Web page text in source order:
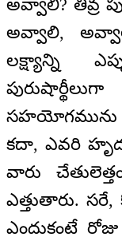
అవ్వాలి? తీవ్ర
అవ్వాలి,
లక్ష్యాన్ని
సహయోగమును
కదా, ఎవరి
వారు
ఎత్తుతారు.
ఎందుకంటే